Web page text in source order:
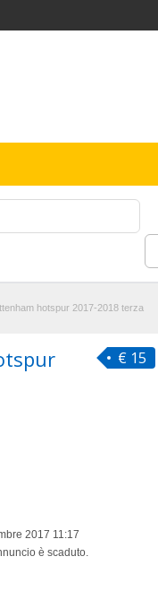
hotspur 2017-2018 terza
€ 15
2017 11:17
è scaduto.